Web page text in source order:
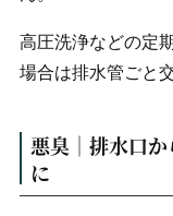
高圧洗浄などの定
場合は排水管ごと
悪臭｜排水口
に